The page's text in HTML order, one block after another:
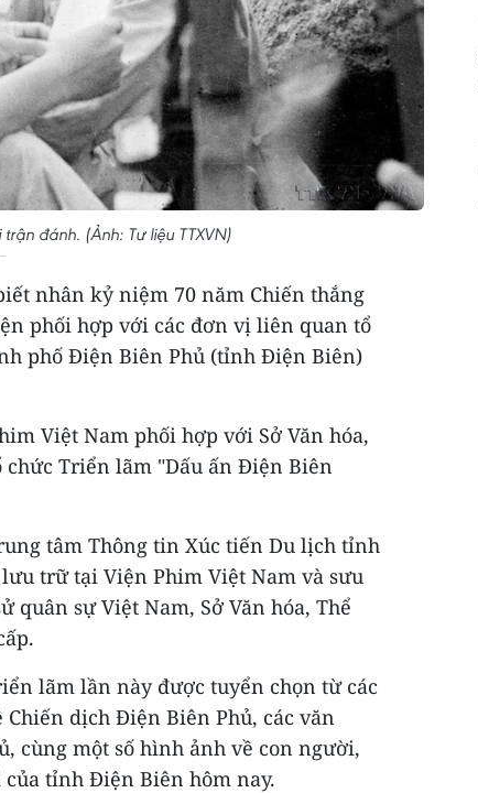
đánh. (Ảnh: Tư liệu TTXVN)
nhân kỷ niệm 70 năm Chiến thắng
phối hợp với các đơn vị liên quan tổ
phố Điện Biên Phủ (tỉnh Điện Biên)
Việt Nam phối hợp với Sở Văn hóa,
Triển lãm "Dấu ấn Điện Biên
tâm Thông tin Xúc tiến Du lịch tỉnh
trữ tại Viện Phim Việt Nam và sưu
quân sự Việt Nam, Sở Văn hóa, Thể
lãm lần này được tuyển chọn từ các
dịch Điện Biên Phủ, các văn
cùng một số hình ảnh về con người,
của tỉnh Điện Biên hôm nay.